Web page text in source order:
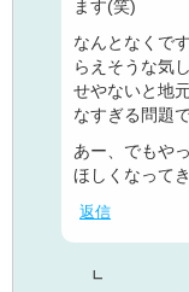
ます(笑)
なんとなくで
らえそうな気
せやないと地
なすぎる問題
あー、でもや
ほしくなって
返信